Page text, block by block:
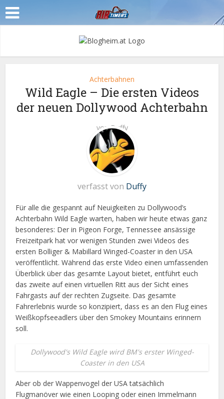
Achterbahnen
Wild Eagle – Die ersten Videos
der neuen Dollywood Achterbahn
vonDuffy
verfasst von Duffy
Für alle die gespannt auf Neuigkeiten zu Dollywood’s
Achterbahn Wild Eagle warten, haben wir heute etwas ganz
besonderes: Der in Pigeon Forge, Tennessee ansässige
Freizeitpark hat vor wenigen Stunden zwei Videos des
ersten Bolliger & Mabillard Winged-Coaster in den USA
veröffentlicht. Während das erste Video einen umfassenden
Überblick über das gesamte Layout bietet, entführt euch
das zweite auf einen virtuellen Ritt aus der Sicht eines
Fahrgasts auf der rechten Zugseite. Das gesamte
Fahrerlebnis wurde so konzipiert, dass es an den Flug eines
Weißkopfseeadlers über den Smokey Mountains erinnern
soll.
Dollywood's Wild Eagle wird BM's erster Winged-
Coaster in den USA
Aber ob der Wappenvogel der USA tatsächlich
Flugmanöver wie einen Looping oder einen Immelmann